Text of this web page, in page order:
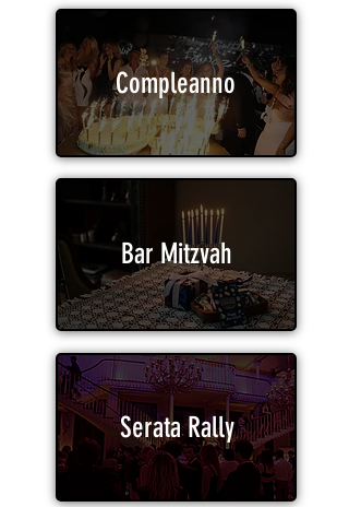
Compleanno
Bar Mitzvah
Serata Rally